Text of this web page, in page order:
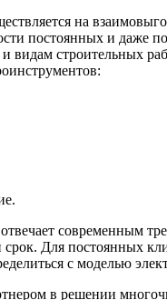
на
постоянных и даже
видам строительных
современным
Для постоянных
с моделью
в решении